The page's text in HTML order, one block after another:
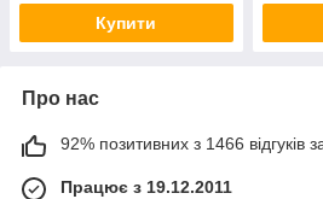
Купити
Про нас
92% позитивних з 1466 відгуків
Працює з 19.12.2011